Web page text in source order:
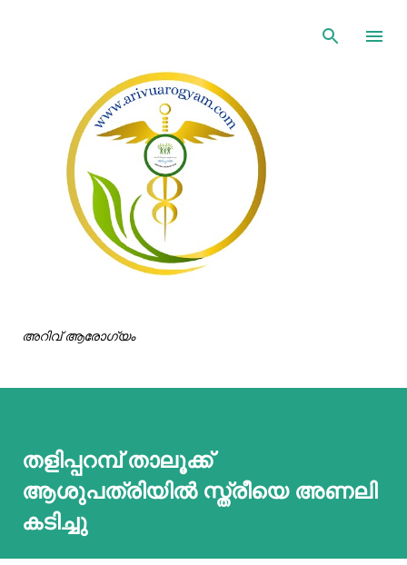
അറിവ് ആരോഗ്യം
തളിപ്പറമ്പ് താലൂക്ക്
ആശുപത്രിയിൽ സ്ത്രീയെ അണലി
കടിച്ചു